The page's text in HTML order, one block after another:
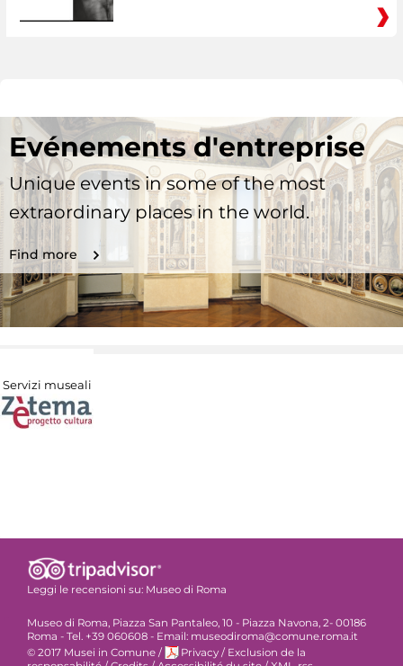
Evénements d'entreprise
Unique events in some of the most
extraordinary places in the world.
Find more
Servizi museali
Leggi le recensioni su: Museo di Roma
Museo di Roma, Piazza San Pantaleo, 10 - Piazza Navona, 2- 00186
Roma - Tel. +39 060608 - Email: museodiroma@comune.roma.it
© 2017 Musei in Comune / Privacy / Exclusion de la